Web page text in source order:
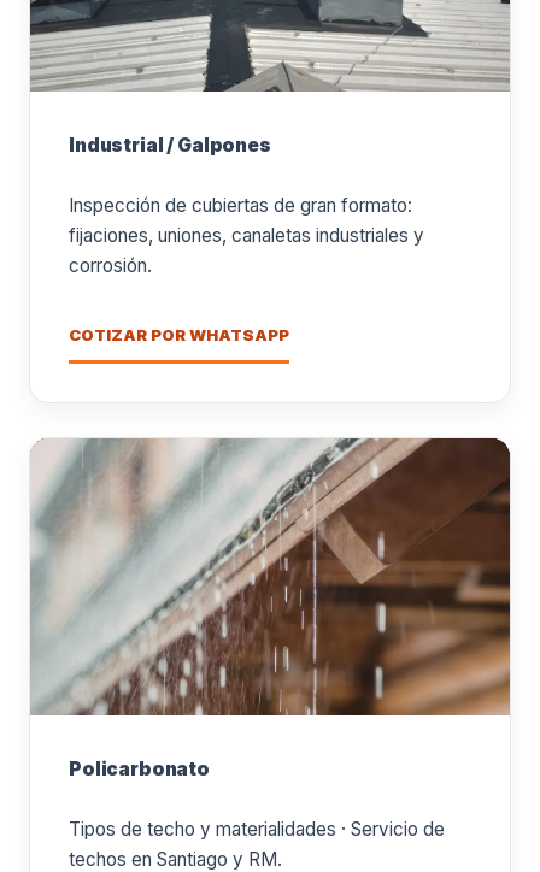
Industrial / Galpones
Inspección de cubiertas de gran formato:
fijaciones, uniones, canaletas industriales y
corrosión.
COTIZAR POR WHATSAPP
Policarbonato
Tipos de techo y materialidades · Servicio de
techos en Santiago y RM.